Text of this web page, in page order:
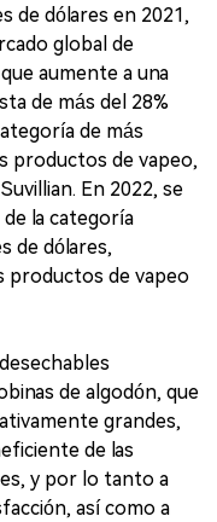
de dólares en 2021,
global de
aumente a una
de más del 28%
de más
productos de vapeo,
En 2022, se
la categoría
de dólares,
productos de vapeo
de algodón, que
grandes,
de las
y por lo tanto a
así como a